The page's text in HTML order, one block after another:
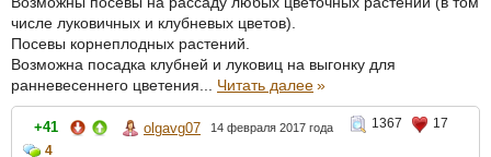
числе луковичных и клубневых цветов).
Посевы корнеплодных растений.
Возможна посадка клубней и луковиц на выгонку для
ранневесеннего цветения... Читать далее»
+41 olgavg07 14 февраля 2017 года 1367
17
4